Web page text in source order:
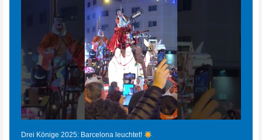
Drei Könige 2025: Barcelona leuchtet!